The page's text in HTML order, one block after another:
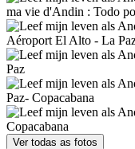
Ver todas as fotos